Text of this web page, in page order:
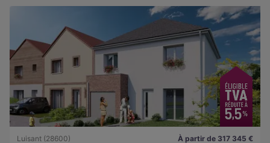
Luisant (28600) À partir de 317 345 €